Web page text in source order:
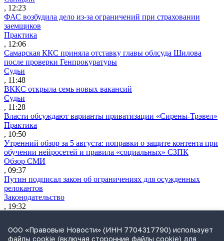
, 12:23
ФАС возбудила дело из-за ограничений при страховании
заемщиков
Практика
, 12:06
Самарская ККС приняла отставку главы облсуда Шилова
после проверки Генпрокуратуры
Судьи
, 11:48
ВККС открыла семь новых вакансий
Судьи
, 11:28
Власти обсуждают варианты приватизации «Сирены-Трэвел»
Практика
, 10:50
Утренний обзор за 5 августа: поправки о защите контента при
обучении нейросетей и правила «социальных» СЗПК
Обзор СМИ
, 09:37
Путин подписал закон об ограничениях для осужденных
релокантов
Законодательство
, 19:32
Практика
ООО «Правовые Новости» (ИНН 7704317790) использует
файлы cookie (включая сторонние файлы cookie) для